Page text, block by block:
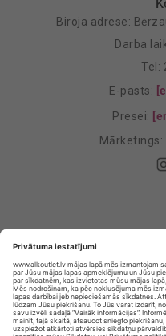
Biroja adrese:
Darba
Tel:
E-pasts:
Presei:
Mārketings:
E-veikala